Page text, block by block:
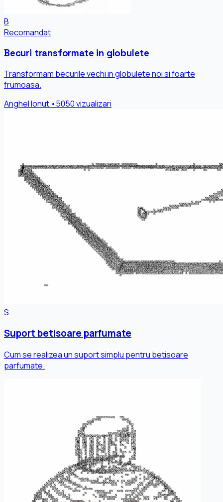
B
Recomandat
Becuri transformate in globulete
Transformam becurile vechi in globulete noi si foarte
frumoasa.
Anghel Ionut •5050 vizualizari
S
Suport betisoare parfumate
Cum se realizea un suport simplu pentru betisoare
parfumate.